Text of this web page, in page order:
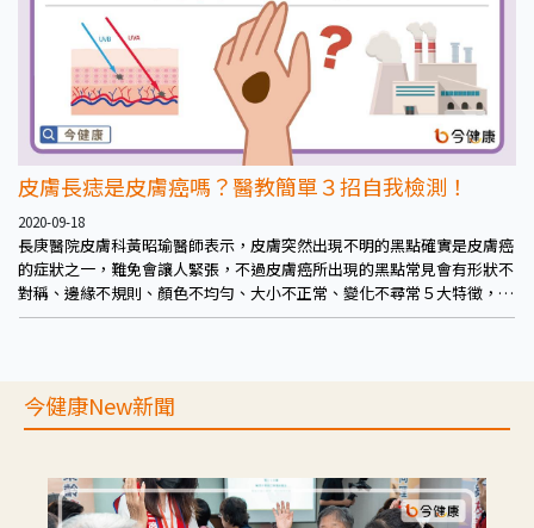
皮膚長痣是皮膚癌嗎？醫教簡單３招自我檢測！
2020-09-18
長庚醫院皮膚科黃昭瑜醫師表示，皮膚突然出現不明的黑點確實是皮膚癌
的症狀之一，難免會讓人緊張，不過皮膚癌所出現的黑點常見會有形狀不
對稱、邊緣不規則、顏色不均勻、大小不正常、變化不尋常５大特徵，因
此黑點未必就是皮膚癌，民眾發現時可先以看一看、摸一摸、量一量3種
今健康New新聞